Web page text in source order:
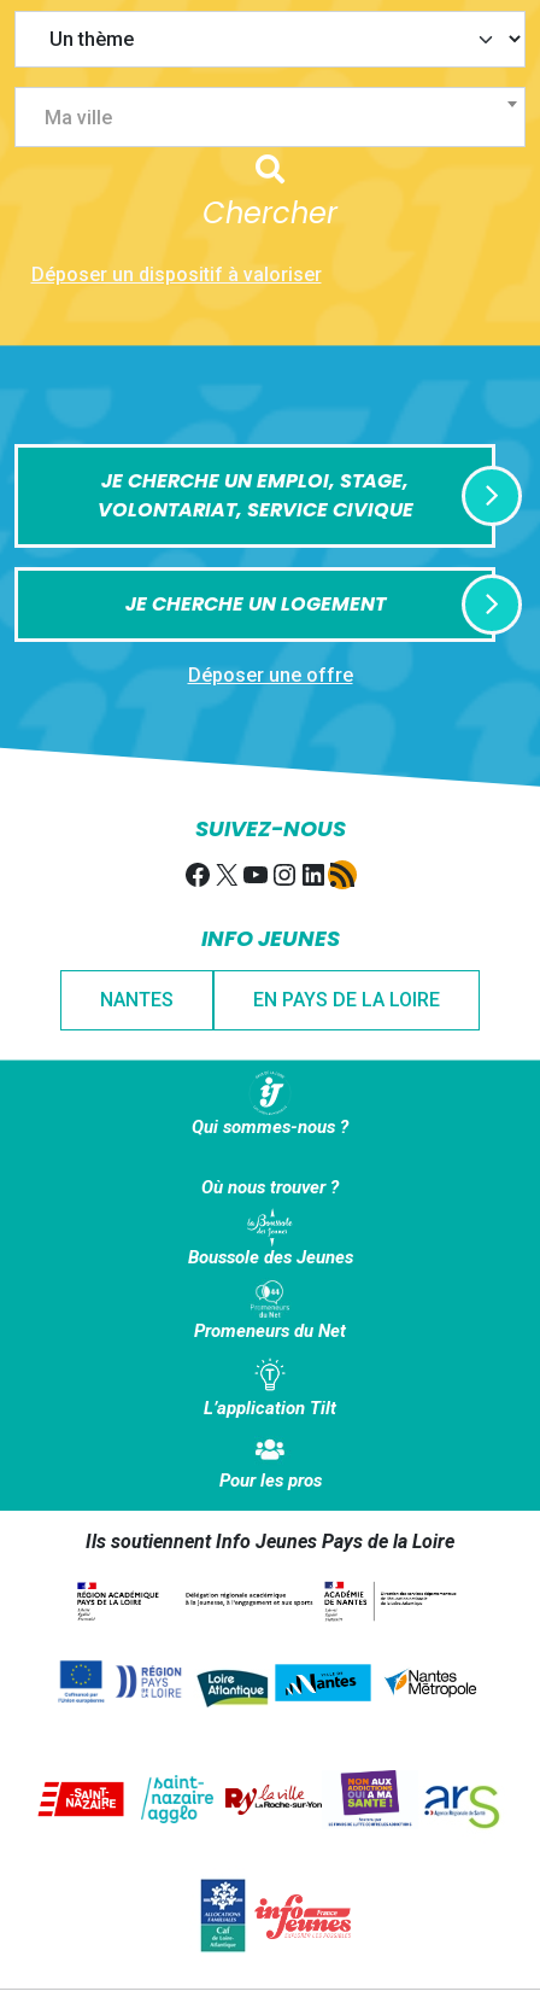
Ma ville
Chercher
Déposer un dispositif à valoriser
JE CHERCHE UN EMPLOI, STAGE,
VOLONTARIAT, SERVICE CIVIQUE
JE CHERCHE UN LOGEMENT
Déposer une offre
SUIVEZ-NOUS
Facebook
X YouTube
Instagram
LinkedIn
Flux RSS
INFO JEUNES
NANTES EN PAYS DE LA LOIRE
Qui sommes-nous ?
Où nous trouver ?
Boussole des Jeunes
Promeneurs du Net
L’application Tilt
Pour les pros
Ils soutiennent Info Jeunes Pays de la Loire